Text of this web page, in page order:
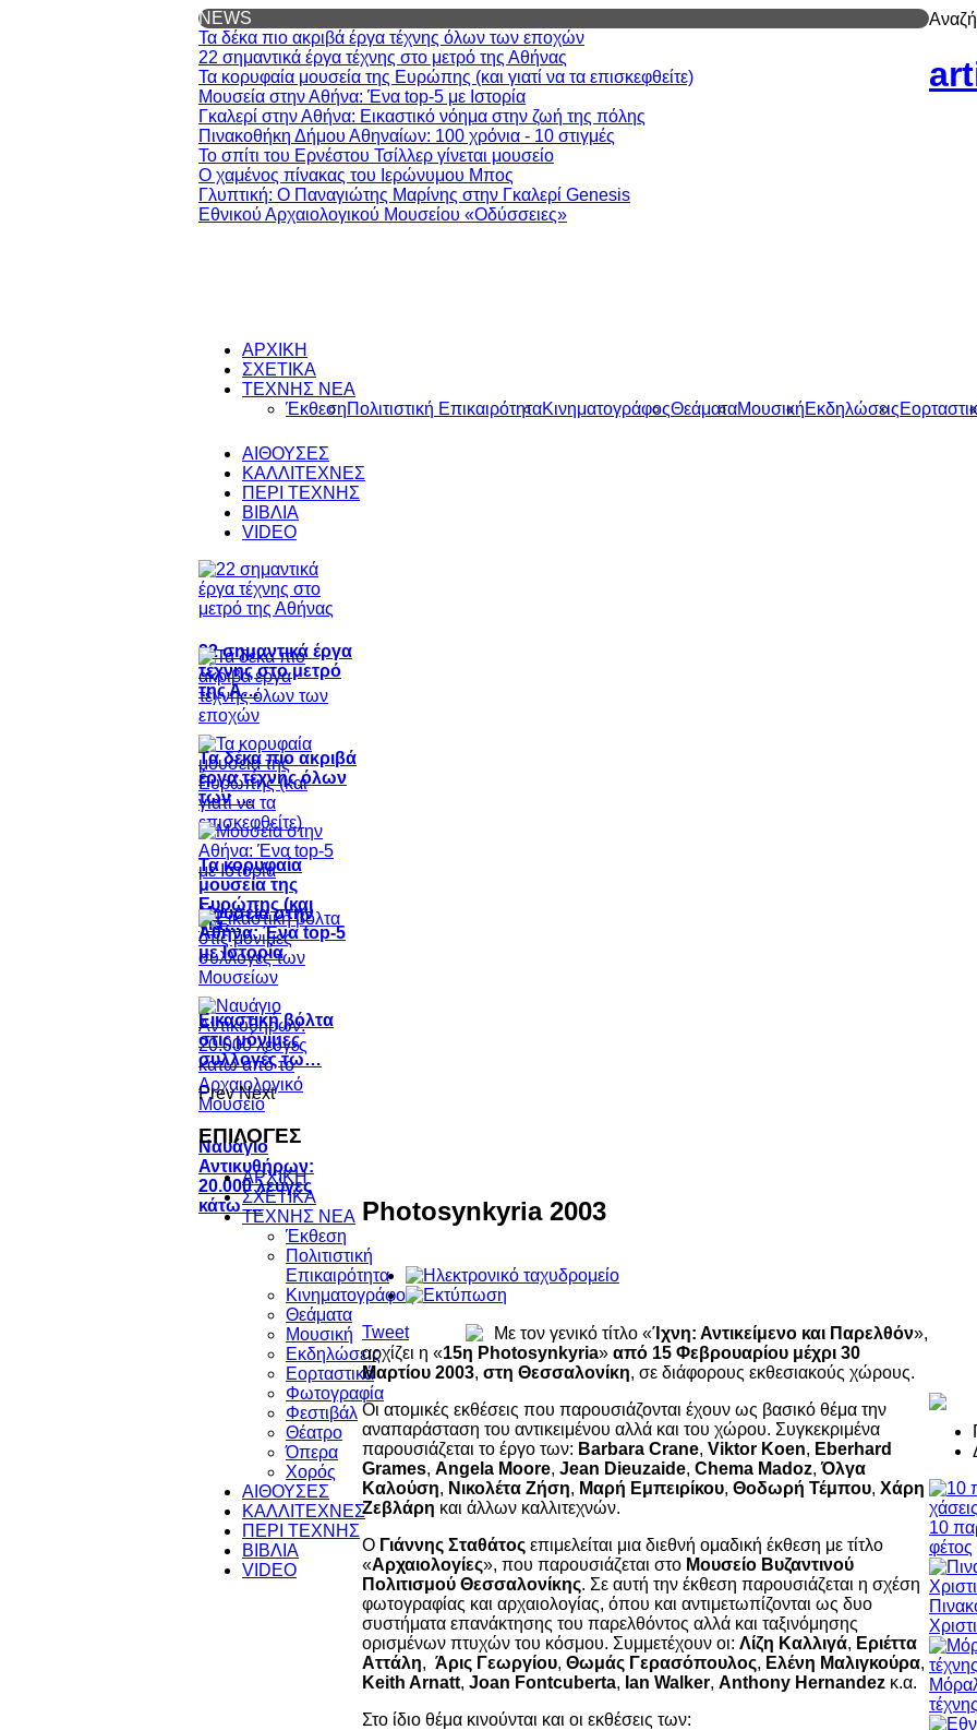
NEWS
Τα δέκα πιο ακριβά έργα τέχνης όλων των εποχών
22 σημαντικά έργα τέχνης στο μετρό της Αθήνας
Τα κορυφαία μουσεία της Ευρώπης (και γιατί να τα επισκεφθείτε)
Μουσεία στην Αθήνα: Ένα top-5 με Ιστορία
Γκαλερί στην Αθήνα: Εικαστικό νόημα στην ζωή της πόλης
Πινακοθήκη Δήμου Αθηναίων: 100 χρόνια - 10 στιγμές
Το σπίτι του Ερνέστου Τσίλλερ γίνεται μουσείο
Ο χαμένος πίνακας του Ιερώνυμου Μπος
Γλυπτική: Ο Παναγιώτης Μαρίνης στην Γκαλερί Genesis
Εθνικού Αρχαιολογικού Μουσείου «Οδύσσειες»
ΑΡΧΙΚΗ
ΣΧΕΤΙΚΑ
ΤΕΧΝΗΣ ΝΕΑ
ΈκθεσηΠολιτιστική ΕπικαιρότηταΚινηματογράφοςΘεάματαΜουσικήΕκδηλώσεις
ΑΙΘΟΥΣΕΣ
ΚΑΛΛΙΤΕΧΝΕΣ
ΠΕΡΙ ΤΕΧΝΗΣ
ΒΙΒΛΙΑ
VIDEO
22 σημαντικά έργα
τέχνης στο μετρό
της Α…
Τα δέκα πιο ακριβά
έργα τέχνης όλων
των …
Τα κορυφαία
μουσεία της
Ευρώπης (και
για…
Μουσεία στην
Αθήνα: Ένα top-5
με Ιστορία
Εικαστική βόλτα
στις μόνιμες
συλλογές τω…
Ναυάγιο
Αντικυθήρων:
20.000 λεύγες
κάτω …
Prev Next
ΕΠΙΛΟΓΕΣ
ΑΡΧΙΚΗ
ΣΧΕΤΙΚΑ
ΤΕΧΝΗΣ ΝΕΑ
Έκθεση
Πολιτιστική
Επικαιρότητα
Κινηματογράφος
Θεάματα
Μουσική
Εκδηλώσεις
Εορταστικά
Φωτογραφία
Φεστιβάλ
Θέατρο
Όπερα
Χορός
ΑΙΘΟΥΣΕΣ
ΚΑΛΛΙΤΕΧΝΕΣ
ΠΕΡΙ ΤΕΧΝΗΣ
ΒΙΒΛΙΑ
VIDEO
Photosynkyria 2003
Tweet Με τον γενικό τίτλο «Ίχνη: Αντικείμενο και Παρελθόν»,
αρχίζει η «15η Photosynkyria» από 15 Φεβρουαρίου μέχρι 30
Μαρτίου 2003, στη Θεσσαλονίκη, σε διάφορους εκθεσιακούς χώρους.
Οι ατομικές εκθέσεις που παρουσιάζονται έχουν ως βασικό θέμα την
αναπαράσταση του αντικειμένου αλλά και του χώρου. Συγκεκριμένα
παρουσιάζεται το έργο των: Barbara Crane, Viktor Koen, Eberhard
Grames, Angela Moore, Jean Dieuzaide, Chema Madoz,Όλγα
Καλούση, Νικολέτα Ζήση, Μαρή Εμπειρίκου, Θοδωρή Τέμπου, Χάρη
Ζεβλάρη και άλλων καλλιτεχνών.
Ο Γιάννης Σταθάτος επιμελείται μια διεθνή ομαδική έκθεση με τίτλο
«Αρχαιολογίες», που παρουσιάζεται στο Μουσείο Βυζαντινού
Πολιτισμού Θεσσαλονίκης. Σε αυτή την έκθεση παρουσιάζεται η σχέση
φωτογραφίας και αρχαιολογίας, όπου και αντιμετωπίζονται ως δυο
συστήματα επανάκτησης του παρελθόντος αλλά και ταξινόμησης
ορισμένων πτυχών του κόσμου. Συμμετέχουν οι: Λίζη Καλλιγά, Εριέττα
Αττάλη, Άρις Γεωργίου, Θωμάς Γερασόπουλος, Ελένη Μαλιγκούρα,
Keith Arnatt, Joan Fontcuberta, Ian Walker, Anthony Hernandez κ.α.
Στο ίδιο θέμα κινούνται και οι εκθέσεις των:
10
φέτος
τέχνης